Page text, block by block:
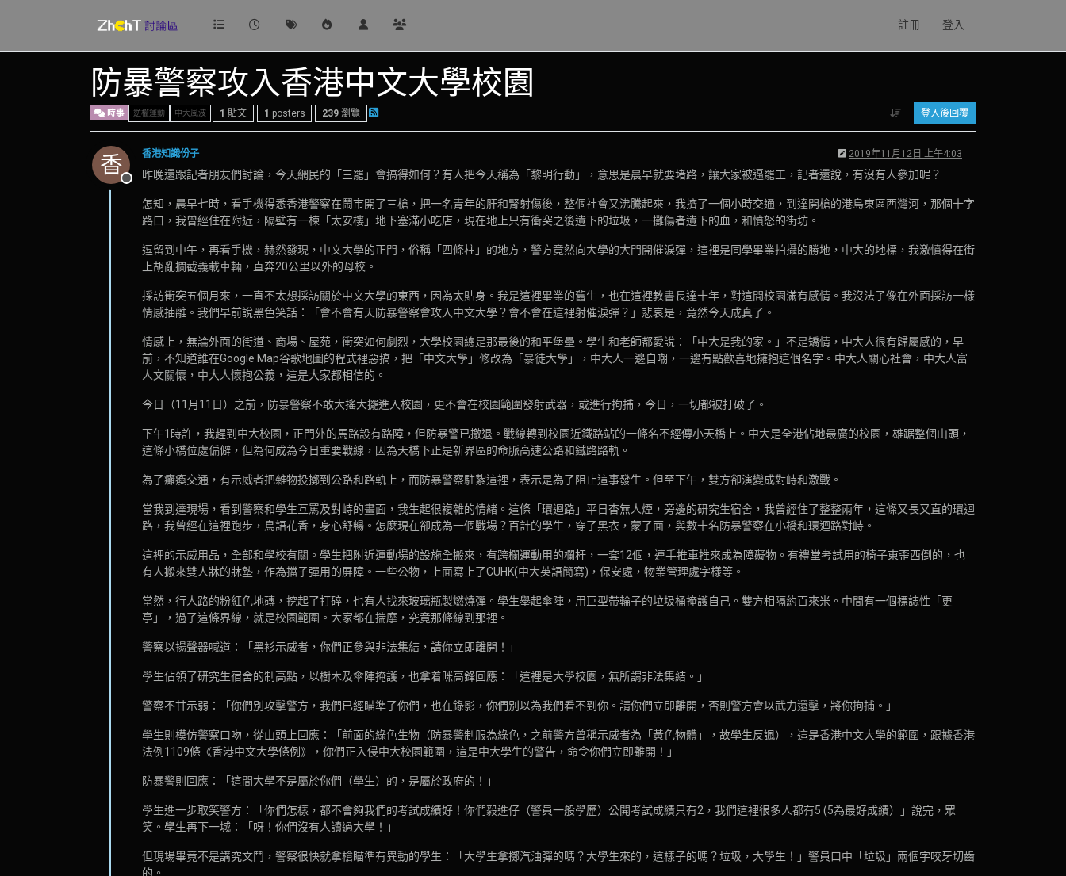
註冊 登入
防暴警察攻入香港中文大學校園
時事 逆權運動 中大風波 1 貼文 1 posters 239 瀏覽 登入後回覆
香
離線
香港知識份子 2019年11月12日 上午4:03
昨晚還跟記者朋友們討論，今天網民的「三罷」會搞得如何？有人把今天稱為「黎明行動」，意思是晨早就要堵路，讓大家被逼罷工，記者還說，有沒有人參加呢？
怎知，晨早七時，看手機得悉香港警察在鬧市開了三槍，把一名青年的肝和腎射傷後，整個社會又沸騰起來，我擠了一個小時交通，到達開槍的港島東區西灣河，那個十字
路口，我曾經住在附近，隔壁有一楝「太安樓」地下塞滿小吃店，現在地上只有衝突之後遺下的垃圾，一攤傷者遺下的血，和憤怒的街坊。
逗留到中午，再看手機，赫然發現，中文大學的正門，俗稱「四條柱」的地方，警方竟然向大學的大門開催淚彈，這裡是同學畢業拍攝的勝地，中大的地標，我激憤得在街
上胡亂攔截義載車輛，直奔20公里以外的母校。
採訪衝突五個月來，一直不太想採訪關於中文大學的東西，因為太貼身。我是這裡畢業的舊生，也在這裡教書長達十年，對這間校園滿有感情。我沒法子像在外面採訪一樣
情感抽離。我們早前說黑色笑話：「會不會有天防暴警察會攻入中文大學？會不會在這裡射催淚彈？」悲哀是，竟然今天成真了。
情感上，無論外面的街道、商場、屋苑，衝突如何劇烈，大學校園總是那最後的和平堡壘。學生和老師都愛說：「中大是我的家。」不是矯情，中大人很有歸屬感的，早
前，不知道誰在Google Map谷歌地圖的程式裡惡搞，把「中文大學」修改為「暴徒大學」，中大人一邊自嘲，一邊有點歡喜地擁抱這個名字。中大人關心社會，中大人富
人文關懷，中大人懷抱公義，這是大家都相信的。
今日（11月11日）之前，防暴警察不敢大搖大擺進入校園，更不會在校園範圍發射武器，或進行拘捕，今日，一切都被打破了。
下午1時許，我趕到中大校園，正門外的馬路設有路障，但防暴警已撤退。戰線轉到校園近鐵路站的一條名不經傳小天橋上。中大是全港佔地最廣的校園，雄踞整個山頭，
這條小橋位處偏僻，但為何成為今日重要戰線，因為天橋下正是新界區的命脈高速公路和鐵路路軌。
為了癱瘓交通，有示威者把雜物投擲到公路和路軌上，而防暴警察駐紥這裡，表示是為了阻止這事發生。但至下午，雙方卻演變成對峙和激戰。
當我到達現場，看到警察和學生互罵及對峙的畫面，我生起很複雜的情緒。這條「環迴路」平日杳無人煙，旁邊的研究生宿舍，我曾經住了整整兩年，這條又長又直的環迴
路，我曾經在這裡跑步，鳥語花香，身心舒暢。怎麼現在卻成為一個戰場？百計的學生，穿了黑衣，蒙了面，與數十名防暴警察在小橋和環迴路對峙。
這裡的示威用品，全部和學校有關。學生把附近運動場的設施全搬來，有跨欄運動用的欄杆，一套12個，連手推車推來成為障礙物。有禮堂考試用的椅子東歪西倒的，也
有人搬來雙人牀的牀墊，作為擋子彈用的屏障。一些公物，上面寫上了CUHK(中大英語簡寫)，保安處，物業管理處字樣等。
當然，行人路的粉紅色地磚，挖起了打碎，也有人找來玻璃瓶製燃燒彈。學生舉起傘陣，用巨型帶輪子的垃圾桶掩護自己。雙方相隔約百來米。中間有一個標誌性「更
亭」，過了這條界線，就是校園範圍。大家都在揣摩，究竟那條線到那裡。
警察以揚聲器喊道：「黑衫示威者，你們正參與非法集結，請你立即離開！」
學生佔領了研究生宿舍的制高點，以樹木及傘陣掩護，也拿着咪高鋒回應：「這裡是大學校園，無所謂非法集結。」
警察不甘示弱：「你們別攻擊警方，我們已經瞄準了你們，也在錄影，你們別以為我們看不到你。請你們立即離開，否則警方會以武力還擊，將你拘捕。」
學生則模仿警察口吻，從山頭上回應：「前面的綠色生物（防暴警制服為綠色，之前警方曾稱示威者為「黃色物體」，故學生反諷），這是香港中文大學的範圍，跟據香港
法例1109條《香港中文大學條例》，你們正入侵中大校園範圍，這是中大學生的警告，命令你們立即離開！」
防暴警則回應：「這間大學不是屬於你們（學生）的，是屬於政府的！」
學生進一步取笑警方：「你們怎樣，都不會夠我們的考試成績好！你們毅進仔（警員一般學歷）公開考試成績只有2，我們這裡很多人都有5 (5為最好成績）」說完，眾
笑。學生再下一城：「呀！你們沒有人讀過大學！」
但現場畢竟不是講究文鬥，警察很快就拿槍瞄準有異動的學生：「大學生拿擲汽油彈的嗎？大學生來的，這樣子的嗎？垃圾，大學生！」警員口中「垃圾」兩個字咬牙切齒
的。